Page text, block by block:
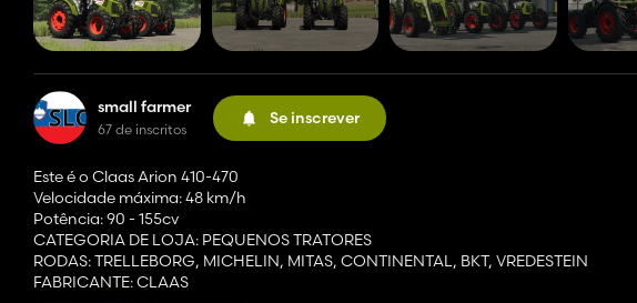
small farmer
67 de inscritos
Se inscrever
Este é o Claas Arion 410-470
Velocidade máxima: 48 km/h
Potência: 90 - 155cv
CATEGORIA DE LOJA: PEQUENOS TRATORES
RODAS: TRELLEBORG, MICHELIN, MITAS, CONTINENTAL, BKT, VREDESTEIN
FABRICANTE: CLAAS